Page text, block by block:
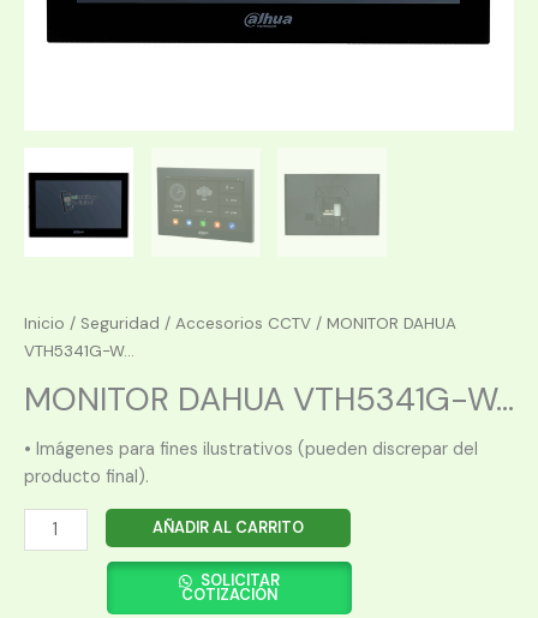
Inicio / Seguridad / Accesorios CCTV / MONITOR DAHUA
VTH5341G-W...
MONITOR DAHUA VTH5341G-W...
• Imágenes para fines ilustrativos (pueden discrepar del
producto final).
MONITOR
DAHUA
AÑADIR AL CARRITO
SOLICITAR
COTIZACIÓN